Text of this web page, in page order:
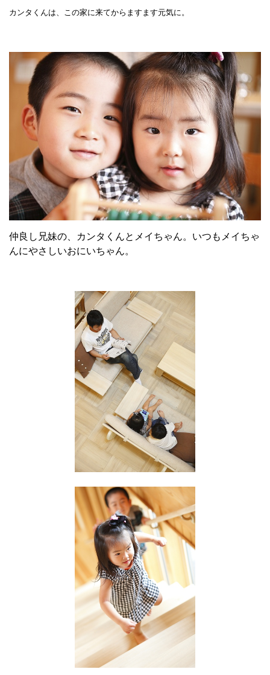
カンタくんは、この家に来てからますます元気に。
仲良し兄妹の、カンタくんとメイちゃん。いつもメイちゃ
んにやさしいおにいちゃん。